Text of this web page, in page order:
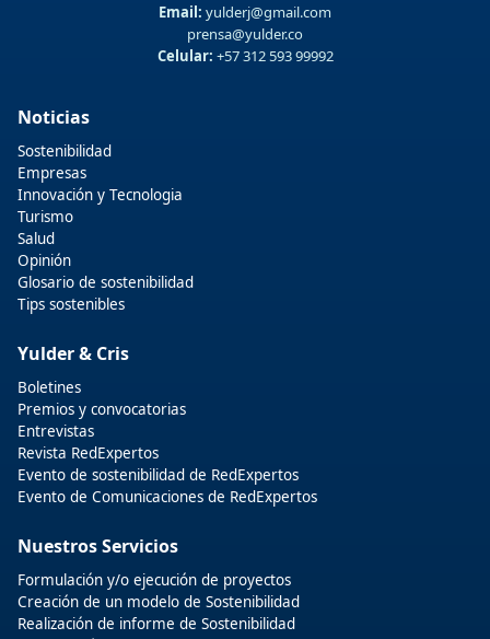
Email: yulderj@gmail.com
prensa@yulder.co
Celular: +57 312 593 99992
Noticias
Sostenibilidad
Empresas
Innovación y Tecnologia
Turismo
Salud
Opinión
Glosario de sostenibilidad
Tips sostenibles
Yulder & Cris
Boletines
Premios y convocatorias
Entrevistas
Revista RedExpertos
Evento de sostenibilidad de RedExpertos
Evento de Comunicaciones de RedExpertos
Nuestros Servicios
Formulación y/o ejecución de proyectos
Creación de un modelo de Sostenibilidad
Realización de informe de Sostenibilidad